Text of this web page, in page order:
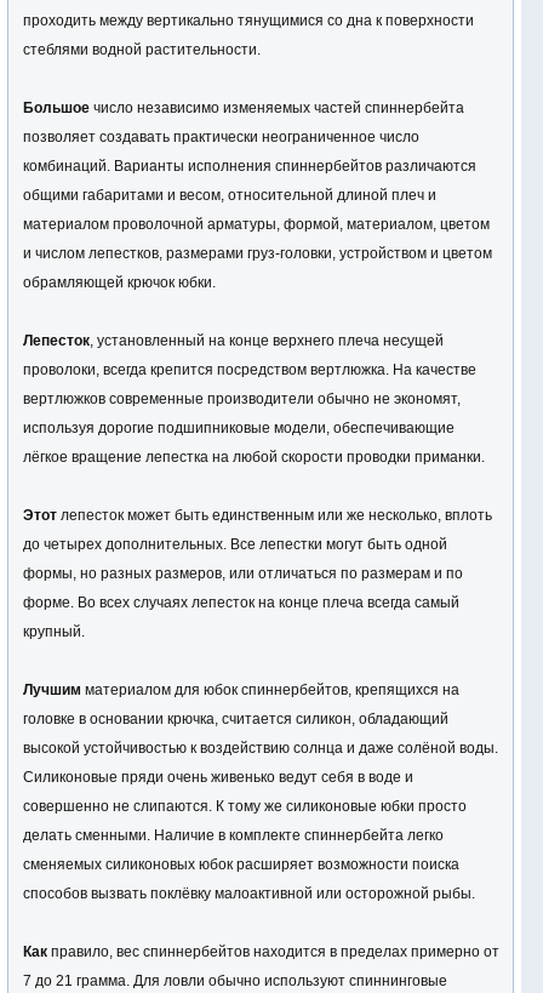
проходить между вертикально тянущимися со дна к поверхности
стеблями водной растительности.
Большое число независимо изменяемых частей спиннербейта
позволяет создавать практически неограниченное число
комбинаций. Варианты исполнения спиннербейтов различаются
общими габаритами и весом, относительной длиной плеч и
материалом проволочной арматуры, формой, материалом, цветом
и числом лепестков, размерами груз-головки, устройством и цветом
обрамляющей крючок юбки.
Лепесток, установленный на конце верхнего плеча несущей
проволоки, всегда крепится посредством вертлюжка. На качестве
вертлюжков современные производители обычно не экономят,
используя дорогие подшипниковые модели, обеспечивающие
лёгкое вращение лепестка на любой скорости проводки приманки.
Этот лепесток может быть единственным или же несколько, вплоть
до четырех дополнительных. Все лепестки могут быть одной
формы, но разных размеров, или отличаться по размерам и по
форме. Во всех случаях лепесток на конце плеча всегда самый
крупный.
Лучшим материалом для юбок спиннербейтов, крепящихся на
головке в основании крючка, считается силикон, обладающий
высокой устойчивостью к воздействию солнца и даже солёной воды.
Силиконовые пряди очень живенько ведут себя в воде и
совершенно не слипаются. К тому же силиконовые юбки просто
делать сменными. Наличие в комплекте спиннербейта легко
сменяемых силиконовых юбок расширяет возможности поиска
способов вызвать поклёвку малоактивной или осторожной рыбы.
Как правило, вес спиннербейтов находится в пределах примерно от
7 до 21 грамма. Для ловли обычно используют спиннинговые